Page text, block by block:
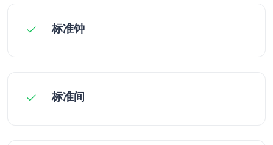
标准钟
标准间